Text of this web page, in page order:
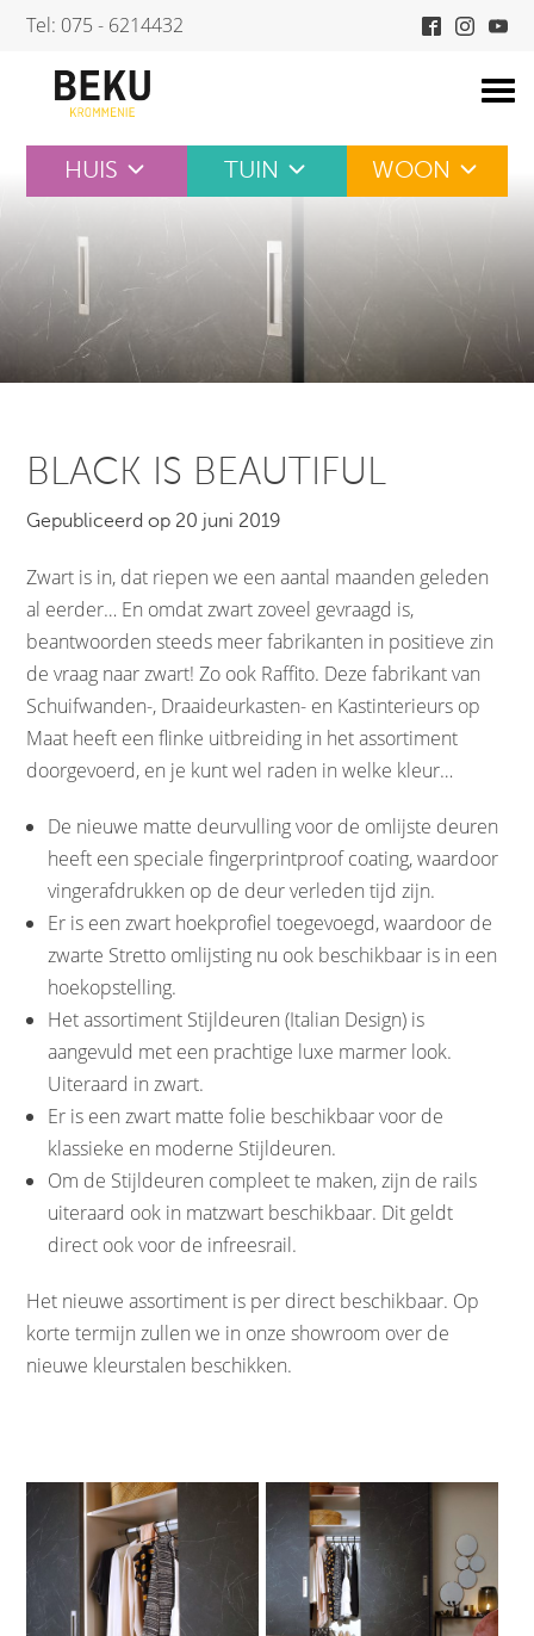
Skip
content
Tel: 075 - 6214432
HUIS TUIN WOON
BLACK IS BEAUTIFUL
Gepubliceerd op 20 juni 2019
Zwart is in, dat riepen we een aantal maanden geleden
al eerder… En omdat zwart zoveel gevraagd is,
beantwoorden steeds meer fabrikanten in positieve zin
de vraag naar zwart! Zo ook Raffito. Deze fabrikant van
Schuifwanden-, Draaideurkasten- en Kastinterieurs op
Maat heeft een flinke uitbreiding in het assortiment
doorgevoerd, en je kunt wel raden in welke kleur…
De nieuwe matte deurvulling voor de omlijste deuren
heeft een speciale fingerprintproof coating, waardoor
vingerafdrukken op de deur verleden tijd zijn.
Er is een zwart hoekprofiel toegevoegd, waardoor de
zwarte Stretto omlijsting nu ook beschikbaar is in een
hoekopstelling.
Het assortiment Stijldeuren (Italian Design) is
aangevuld met een prachtige luxe marmer look.
Uiteraard in zwart.
Er is een zwart matte folie beschikbaar voor de
klassieke en moderne Stijldeuren.
Om de Stijldeuren compleet te maken, zijn de rails
uiteraard ook in matzwart beschikbaar. Dit geldt
direct ook voor de infreesrail.
Het nieuwe assortiment is per direct beschikbaar. Op
korte termijn zullen we in onze showroom over de
nieuwe kleurstalen beschikken.